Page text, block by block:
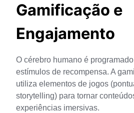
Gamificação e
Engajamento
O cérebro humano é
estímulos de recompensa. A
utiliza elementos de jogos
storytelling) para tornar
experiências imersivas.